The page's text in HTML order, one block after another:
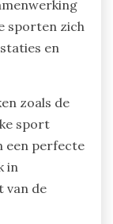
op
kan de
zich
en